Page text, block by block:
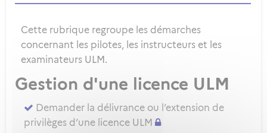
Cette rubrique regroupe les démarches
concernant les pilotes, les instructeurs et les
examinateurs ULM.
Gestion d'une licence ULM
Demander la délivrance ou l’extension de
privilèges d’une licence ULM